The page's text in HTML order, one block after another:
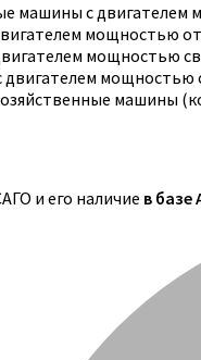
машины с
мощностью
мощностью
мощностью
машины
и его наличие в базе